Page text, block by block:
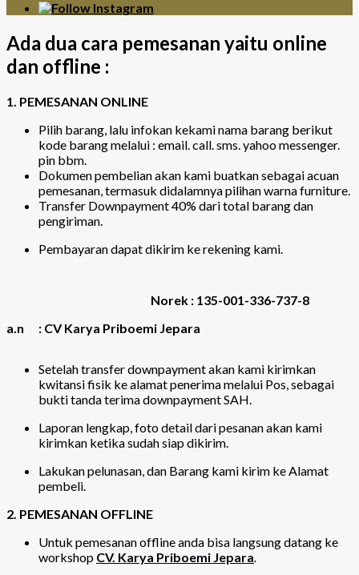
Ada dua cara pemesanan yaitu online
dan offline :
1. PEMESANAN ONLINE
Pilih barang, lalu infokan kekami nama barang berikut
kode barang melalui : email. call. sms. yahoo messenger.
pin bbm.
Dokumen pembelian akan kami buatkan sebagai acuan
pemesanan, termasuk didalamnya pilihan warna furniture.
Transfer Downpayment 40% dari total barang dan
pengiriman.
Pembayaran dapat dikirim ke rekening kami.
Norek : 135-001-336-737-8
a.n : CV Karya Priboemi Jepara
Setelah transfer downpayment akan kami kirimkan
kwitansi fisik ke alamat penerima melalui Pos, sebagai
bukti tanda terima downpayment SAH.
Laporan lengkap, foto detail dari pesanan akan kami
kirimkan ketika sudah siap dikirim.
Lakukan pelunasan, dan Barang kami kirim ke Alamat
pembeli.
2. PEMESANAN OFFLINE
Untuk pemesanan offline anda bisa langsung datang ke
workshop CV. Karya Priboemi Jepara.